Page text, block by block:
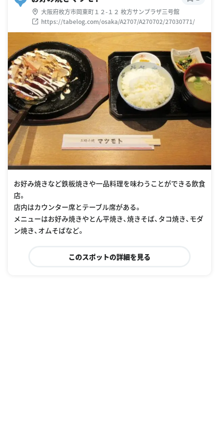
大阪府枚方市岡東町１２-１２ 枚方サンプラザ三号館
https://tabelog.com/osaka/A2707/A270702/27030771/
お好み焼きなど鉄板焼きや一品料理を味わうことができる飲食
店。
店内はカウンター席とテーブル席がある。
メニューはお好み焼きやとん平焼き、焼きそば、タコ焼き、モダ
ン焼き、オムそばなど。
このスポットの詳細を見る